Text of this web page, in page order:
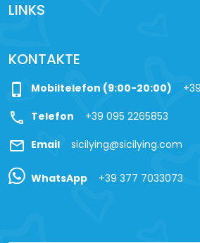
LINKS
KONTAKTE
phone_iphone Mobiltelefon (9:00-20:00)
call Telefon +39 095 2265853
mail Email sicilying@sicilying.com
WhatsApp +39 377 7033073